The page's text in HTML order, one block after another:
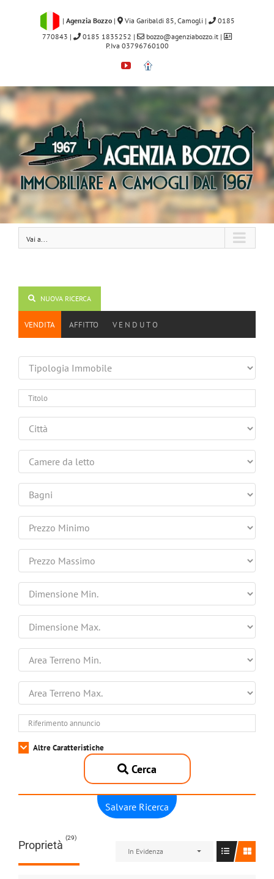
| Agenzia Bozzo | Via Garibaldi 85, Camogli |
0185
770843 | 0185 1835252 | bozzo@agenziabozzo.it|
P.Iva 03796760100
YouTube
Immobiliare.it
Vai a...
NUOVA RICERCA
VENDITA AFFITTO V E N D U T O
Altre Caratteristiche
Cerca
Salvare Ricerca
Proprietà
(29)
In Evidenza